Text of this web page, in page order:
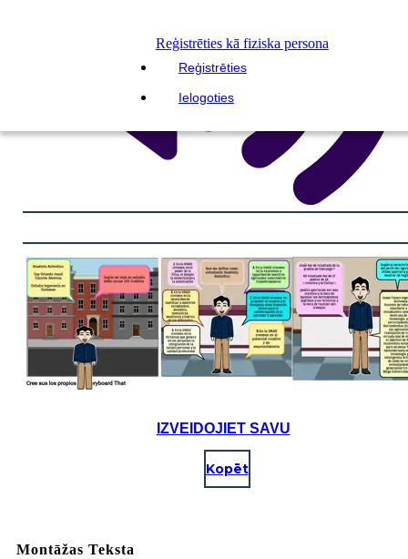
Reģistrēties kā fiziska persona
Reģistrēties
Ielogoties
IZVEIDOJIET SAVU
Kopēt
Montāžas Teksta